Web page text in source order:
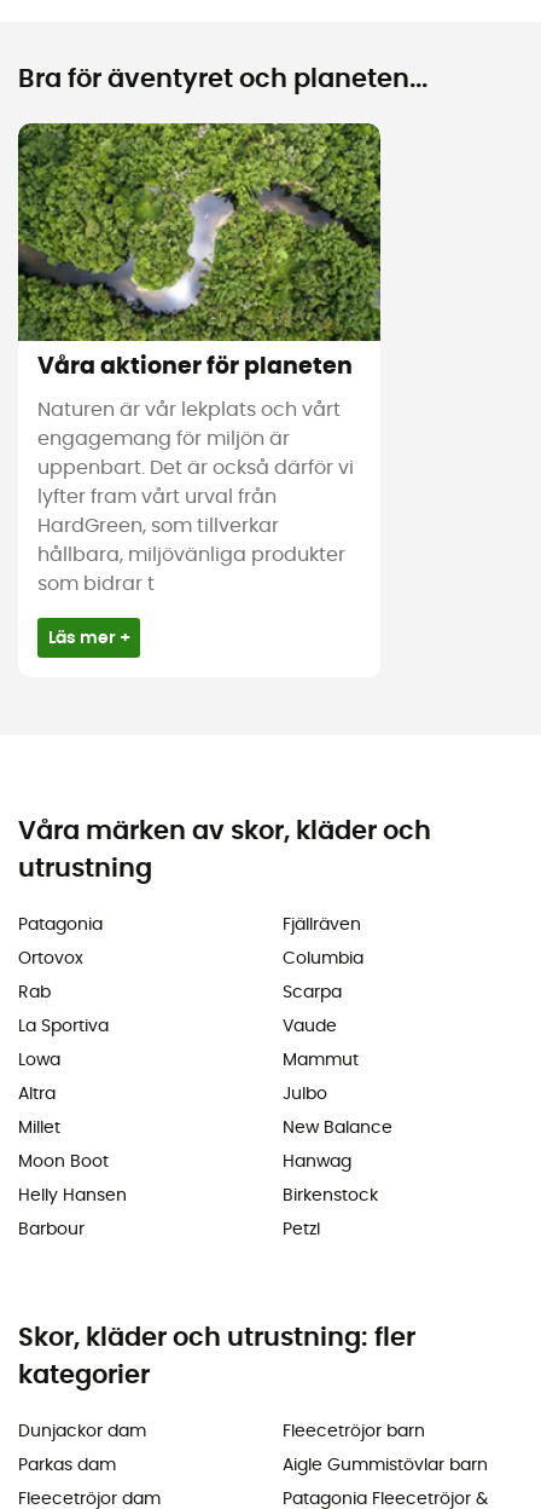
Bra för äventyret och planeten...
Våra aktioner för planeten
Naturen är vår lekplats och vårt
engagemang för miljön är
uppenbart. Det är också därför vi
lyfter fram vårt urval från
HardGreen, som tillverkar
hållbara, miljövänliga produkter
som bidrar t
Läs mer +
Våra märken av skor, kläder och
utrustning
Patagonia
Ortovox
Rab
La Sportiva
Lowa
Altra
Millet
Moon Boot
Helly Hansen
Barbour
Fjällräven
Columbia
Scarpa
Vaude
Mammut
Julbo
New Balance
Hanwag
Birkenstock
Petzl
Skor, kläder och utrustning: fler
kategorier
Dunjackor dam
Parkas dam
Fleecetröjor dam
Fleecetröjor barn
Aigle Gummistövlar barn
Patagonia Fleecetröjor &